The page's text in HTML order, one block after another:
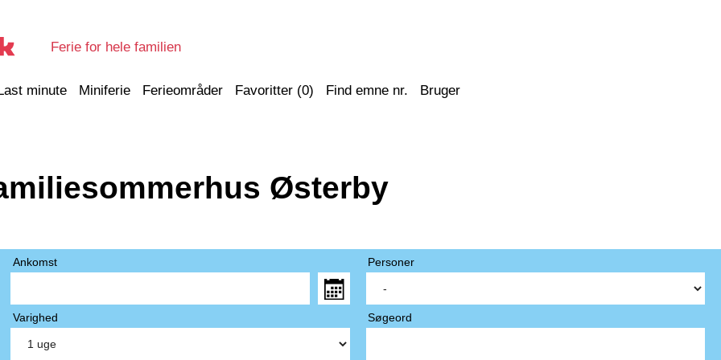
Ferie for hele familien
minute Miniferie Ferieområder Favoritter (0) Find emne nr. Bruger
Østerby
Ankomst
Varighed
Personer
Søgeord